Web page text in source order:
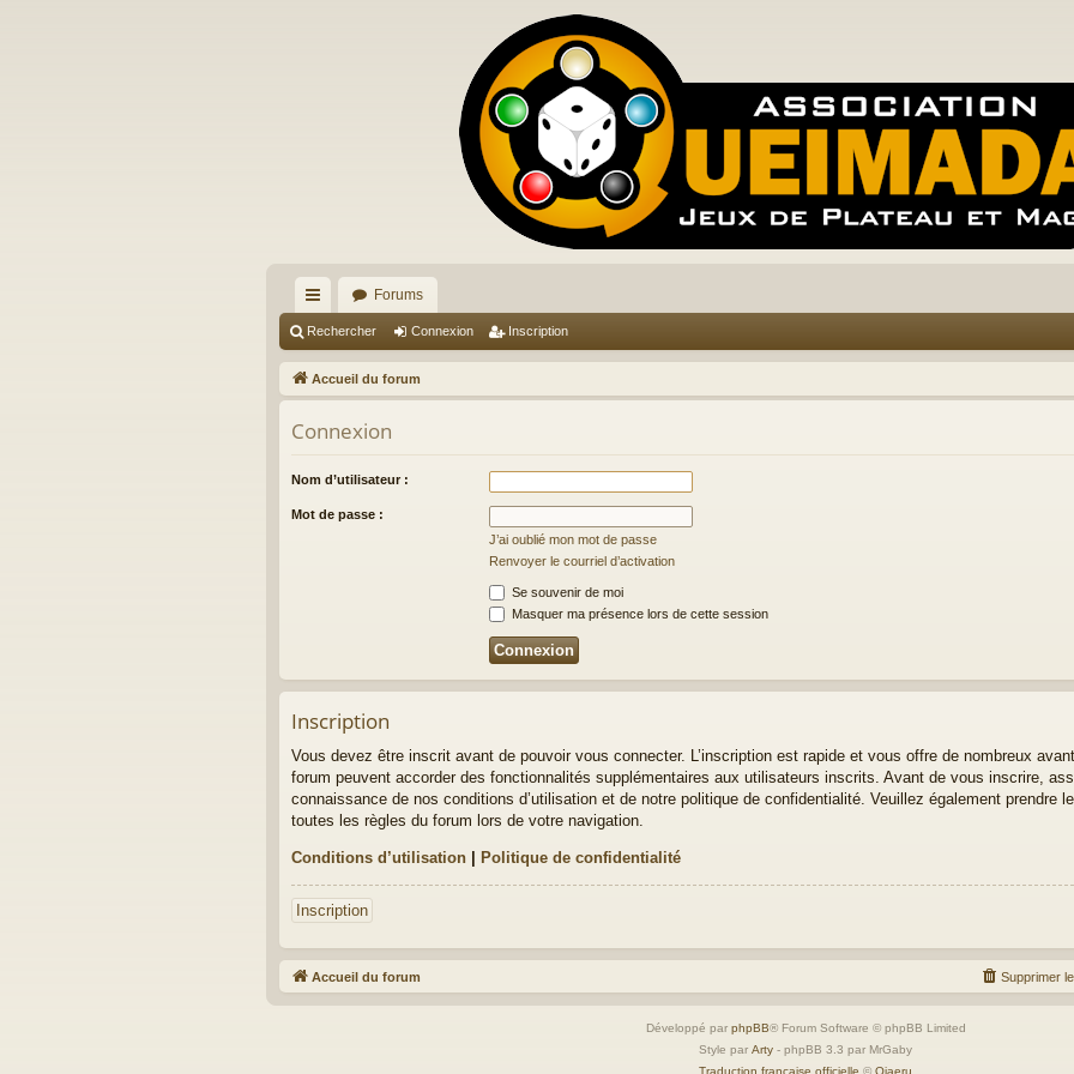
ac
co
ur
ci
s
Forums
Rechercher Connexion Inscription
Accueil du forum
Connexion
Nom d’utilisateur :
Mot de passe :
J’ai oublié mon mot de passe
Renvoyer le courriel d’activation
Se souvenir de moi
Masquer ma présence lors de cette session
Inscription
Vous devez être inscrit avant de pouvoir vous connecter. L’inscription est rapide et vous offre de nombreux
forum peuvent accorder des fonctionnalités supplémentaires aux utilisateurs inscrits. Avant de vous inscrire,
connaissance de nos conditions d’utilisation et de notre politique de confidentialité. Veuillez également prendre
toutes les règles du forum lors de votre navigation.
Conditions d’utilisation | Politique de confidentialité
Inscription
Accueil du forum Supprimer
Développé par phpBB® Forum Software © phpBB Limited
Style par Arty - phpBB 3.3 par MrGaby
Traduction française officielle © Qiaeru